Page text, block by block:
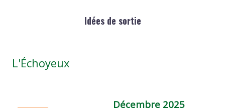
Idées de sortie
L'Échoyeux
Décembre 2025